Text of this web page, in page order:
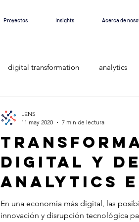
Proyectos Insights Acerca de
digital transformation analytics
digital y de
analytics
seguros
En una economía más digital, las
innovación y disrupción tecnológica
LENS
11 may 2020
7 min de lectura